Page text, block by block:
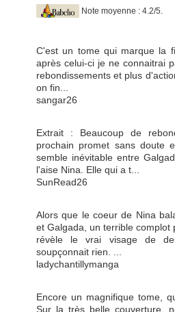
Note moyenne : 4.2/5.
C'est un tome qui marque la
après celui-ci je ne connaitrai
rebondissements et plus
on fin...
sangar26
Extrait : Beaucoup de
prochain promet sans doute
semble inévitable entre
l'aise Nina. Elle qui a t...
SunRead26
Alors que le coeur de Nina
et Galgada, un terrible
révèle le vrai visage de
soupçonnait rien. ...
ladychantillymanga
Encore un magnifique tome,
Sur la très belle couverture,